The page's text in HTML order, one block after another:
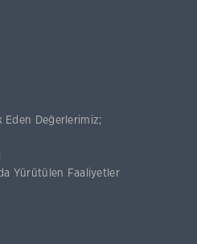
Eden Değerlerimiz;
Yürütülen Faaliyetler